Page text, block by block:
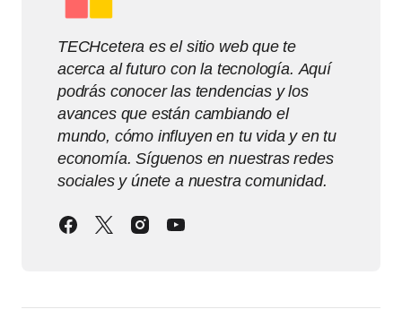
TECHcetera es el sitio web que te
acerca al futuro con la tecnología. Aquí
podrás conocer las tendencias y los
avances que están cambiando el
mundo, cómo influyen en tu vida y en tu
economía. Síguenos en nuestras redes
sociales y únete a nuestra comunidad.